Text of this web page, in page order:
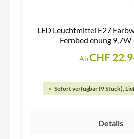
LED Leuchtmittel E27
Fernbedienung 9,7W
AbCHF
Sofort verfügbar (9 Stück),
Details